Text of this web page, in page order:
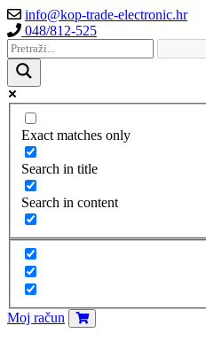
info@kop-trade-electronic.hr
048/812-525
Exact matches only
Search in title
Search in content
Moj račun